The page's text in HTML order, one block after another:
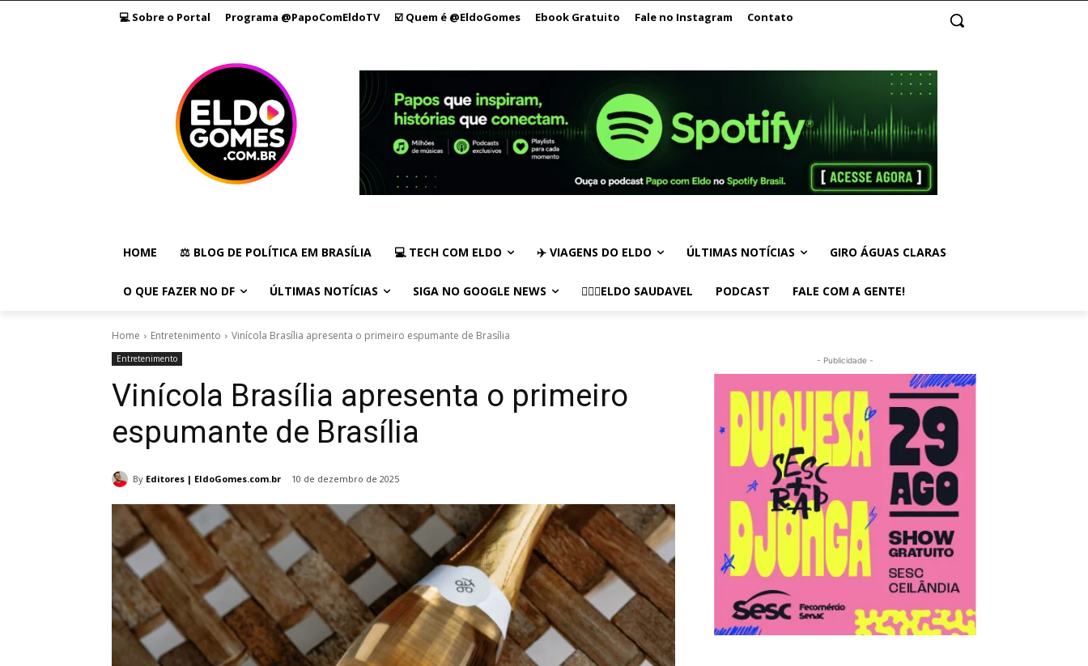
💻 Sobre o Portal Programa @PapoComEldoTV ☑️ Quem é @EldoGomes Ebook Gratuito Fale no Instagram Contato
HOME ⚖️ BLOG DE POLÍTICA EM BRASÍLIA 💻 TECH COM ELDO ✈️ VIAGENS DO ELDO ÚLTIMAS NOTÍCIAS GIRO ÁGUAS CLARAS
O QUE FAZER NO DF ÚLTIMAS NOTÍCIAS SIGA NO GOOGLE NEWS 🏃🏻‍♂️ELDO SAUDAVEL PODCAST FALE COM A GENTE!
Home Entretenimento Vinícola Brasília apresenta o primeiro espumante de Brasília
Entretenimento
Vinícola Brasília apresenta o primeiro
espumante de Brasília
By Editores | EldoGomes.com.br 10 de dezembro de 2025
- Publicidade -